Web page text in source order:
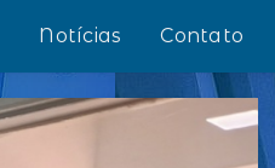
Notícias Contato